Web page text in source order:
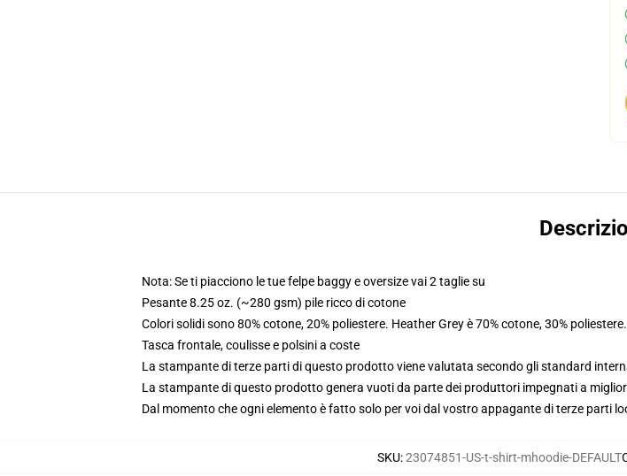
Nota: Se ti piacciono le tue felpe baggy e oversize vai 2 taglie su
Pesante 8.25 oz. (~280 gsm) pile ricco di cotone
Colori solidi sono 80% cotone, 20% poliestere. Heather Grey è 70% cotone, 30%
Tasca frontale, coulisse e polsini a coste
La stampante di terze parti di questo prodotto viene valutata secondo gli standard
La stampante di questo prodotto genera vuoti da parte dei produttori impegnati a
Dal momento che ogni elemento è fatto solo per voi dal vostro appagante di terze parti
SKU:23074851-US-t-shirt-mhoodie-DEFAULT